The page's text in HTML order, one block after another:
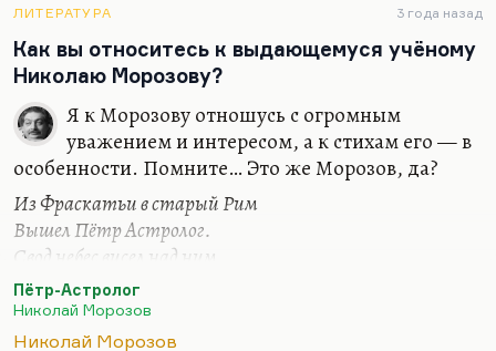
к бегству» был рассказ 1967 года о тридцать…
ЛИТЕРАТУРА 3 года назад
Как вы относитесь к выдающемуся учёному
Николаю Морозову?
Я к Морозову отношусь с огромным
уважением и интересом, а к стихам его — в
особенности. Помните… Это же Морозов, да?
Из Фраскатьи в старый Рим
Вышел Пётр Астролог.
Свод небес висел над ним,
Будто чёрный полог.
Он глядел туда, во тьму,
Со своей равнины,
Пётр-Астролог
Николай Морозов
Николай Морозов